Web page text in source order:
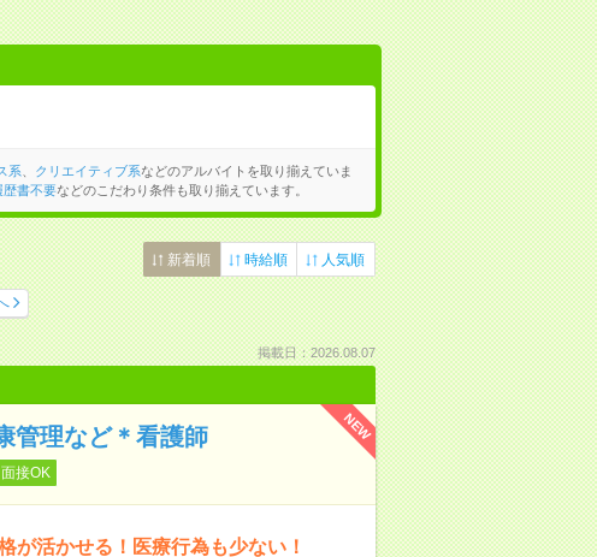
系 クリエイティブ系などのアルバイトを取り揃えていま
歴書不要などのこだわり条件も取り揃えています。
新着順 時給順 人気順
掲載日：2026.08.07
NEW
管理など＊看護師
接OK
が活かせる！医療行為も少ない！